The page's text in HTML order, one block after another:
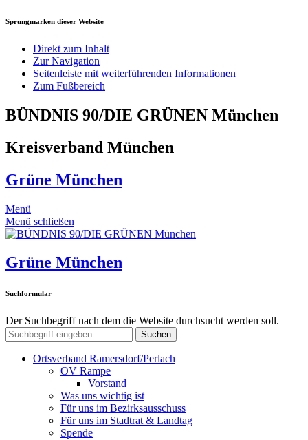
Sprungmarken dieser Website
Direkt zum Inhalt
Zur Navigation
Seitenleiste mit weiterführenden Informationen
Zum Fußbereich
BÜNDNIS 90/DIE GRÜNEN München
Kreisverband München
Grüne München
Menü
Menü schließen
Grüne München
Suchformular
Der Suchbegriff nach dem die Website durchsucht werden soll.
Suchen
Ortsverband Ramersdorf/Perlach
OV Rampe
Vorstand
Was uns wichtig ist
Für uns im Bezirksausschuss
Für uns im Stadtrat & Landtag
Spende